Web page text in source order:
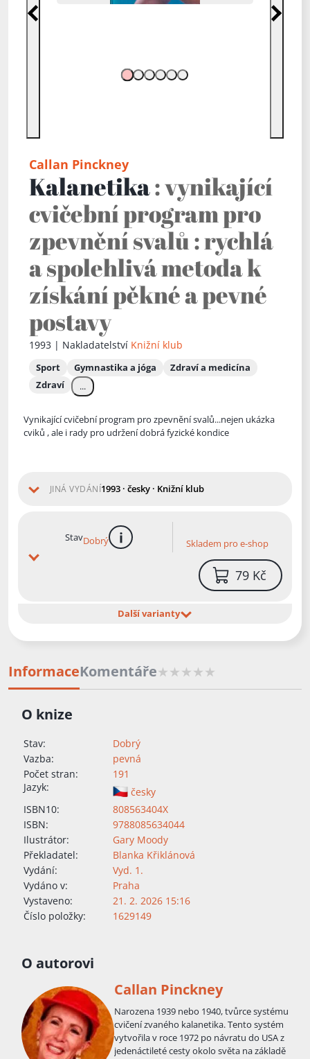
Předchozí Další
Callan Pinckney
Kalanetika: vynikající
cvičební program pro
zpevnění svalů : rychlá
a spolehlivá metoda k
získání pěkné a pevné
postavy
1993 | Nakladatelství Knižní klub
Sport Gymnastika a jóga
Zdraví a medicína
Zdraví
...
Vynikající cvičební program pro zpevnění svalů...nejen ukázka
cviků , ale i rady pro udržení dobrá fyzické kondice
JINÁ VYDÁNÍ1993 · česky · Knižní klub
StavDobrý více informací Skladem pro e-shop
79 Kč
Další varianty
InformaceKomentáře
O knize
Stav:
Dobrý
Vazba:
pevná
Počet stran:
191
Jazyk:
česky
ISBN10:
808563404X
ISBN:
9788085634044
Ilustrátor:
Gary Moody
Překladatel:
Blanka Křiklánová
Vydání:
Vyd. 1.
Vydáno v:
Praha
Vystaveno:
21. 2. 2026 15:16
Číslo položky:
1629149
O autorovi
Callan Pinckney
Narozena 1939 nebo 1940, tvůrce systému
cvičení zvaného kalanetika. Tento systém
vytvořila v roce 1972 po návratu do USA z
jedenáctileté cesty okolo světa na základě